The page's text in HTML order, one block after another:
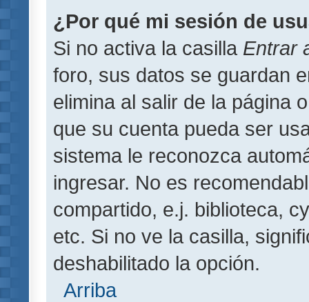
¿Por qué mi sesión de
Si no activa la casilla Entrar
foro, sus datos se guardan
elimina al salir de la página
que su cuenta pueda ser
sistema le reconozca
ingresar. No es
compartido, e.j. biblioteca,
etc. Si no ve la casilla,
deshabilitado la opción.
Arriba